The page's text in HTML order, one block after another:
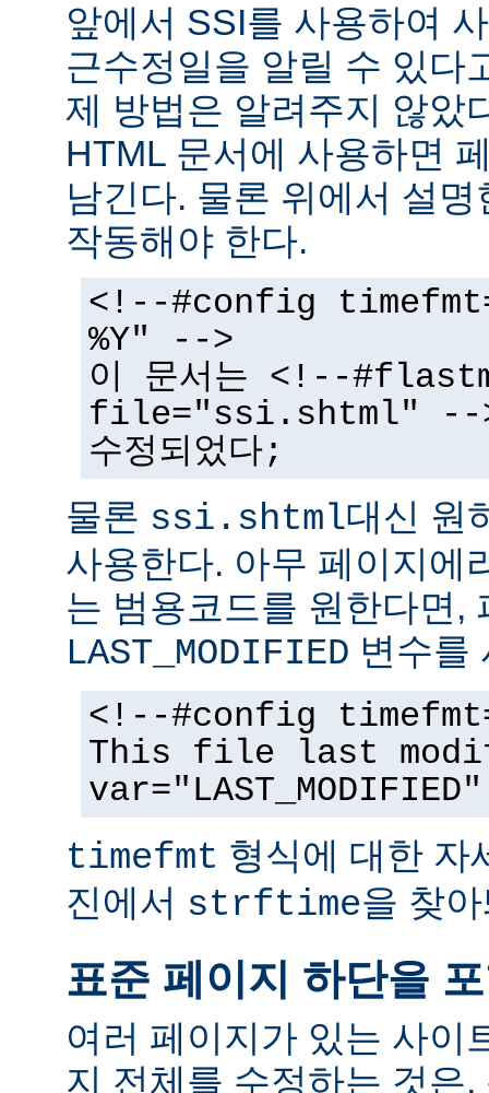
앞에서 SSI를 사용하여
근수정일을 알릴 수 있다
제 방법은 알려주지 않았
HTML 문서에 사용하면
남긴다. 물론 위에서 설
작동해야 한다.
<!--#config
%Y" -->
이 문서는 <!--
file="ssi.shtml" -->
수정되었다;
물론 ssi.shtml대신 원
사용한다. 아무 페이지에
는 범용코드를 원한다면,
LAST_MODIFIED 변수를
<!--#config
This file last
timefmt 형식에 대한 자
진에서 strftime을 찾
표준 페이지 하단을
여러 페이지가 있는 사이
지 전체를 수정하는 것은